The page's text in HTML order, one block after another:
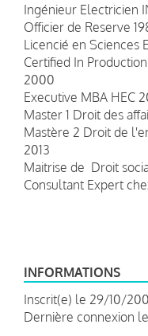
Ingénieur Electricien
Officier de Reserve
Licencié en Sciences
Certified In
2000
Executive MBA HEC
Master 1 Droit des
Mastère 2 Droit de
2013
Maitrise de Droit
Consultant Expert
INFORMATIONS
Inscrit(e) le 29/10/
Dernière connexion